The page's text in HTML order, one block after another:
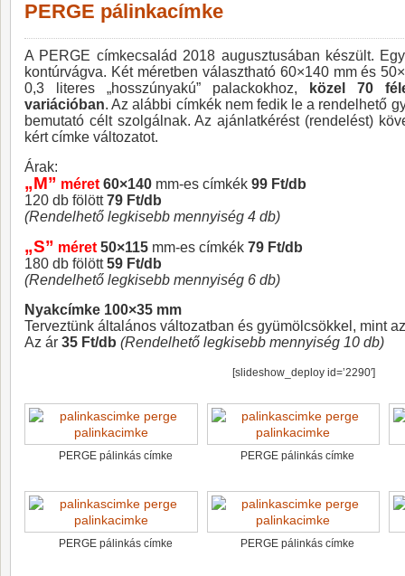
PERGE pálinkacímke
A PERGE címkecsalád 2018 augusztusában készült.
kontúrvágva. Két méretben választható 60×140 mm és
0,3 literes „hosszúnyakú” palackokhoz,
közel 70
variációban. Az alábbi címkék nem fedik le a rendelhető
bemutató célt szolgálnak. Az ajánlatkérést (rendelést)
kért címke változatot.
Árak:
„M” méret 60×140 mm-es címkék 99 Ft/db
120 db fölött79 Ft/db
(Rendelhető legkisebb mennyiség 4 db)
„S” méret 50×115 mm-es címkék 79 Ft/db
180 db fölött59 Ft/db
(Rendelhető legkisebb mennyiség 6 db)
Nyakcímke 100×35 mm
Terveztünk általános változatban és gyümölcsökkel, mint
Az ár 35 Ft/db (Rendelhető legkisebb mennyiség 10 db)
[slideshow_deploy id=’2290′]
PERGE pálinkás címke PERGE pálinkás címke
PERGE pálinkás címke PERGE pálinkás címke